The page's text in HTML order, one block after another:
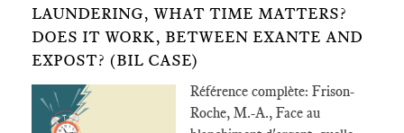
LAUNDERING, WHAT TIME MATTERS?
DOES IT WORK, BETWEEN EXANTE AND
EXPOST? (BIL CASE)
Référence complète: Frison-
Roche, M.-A., Face au